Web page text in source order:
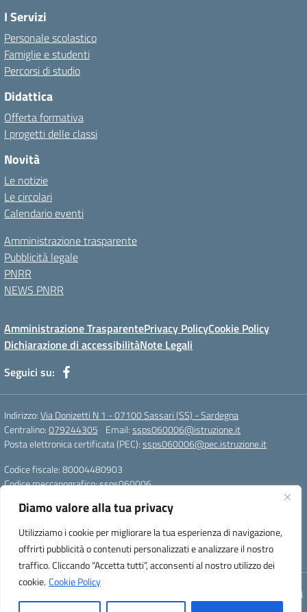
Diamo valore alla tua privacy
Utilizziamo i cookie per migliorare la tua esperienza di navigazione,
offrirti pubblicità o contenuti personalizzati e analizzare il nostro
traffico. Cliccando “Accetta tutti”, acconsenti al nostro utilizzo dei
cookie. Cookie Policy
I Servizi
Personale scolastico
Famiglie e studenti
Percorsi di studio
Didattica
Offerta formativa
I progetti delle classi
Novità
Le notizie
Le circolari
Calendario eventi
Amministrazione trasparente
Pubblicità legale
PNRR
NEWS PNRR
Amministrazione TrasparentePrivacy PolicyCookie Policy
Dichiarazione di accessibilitàNote Legali
Seguici su:
Indirizzo:Via Donizetti N 1 - 07100 Sassari (SS) - Sardegna
Centralino:079244305 Email:ssps060006@istruzione.it
Posta elettronica certificata (PEC):ssps060006@pec.istruzione.it
Codice fiscale: 80004480903
Codice meccanografico:ssps060006
Codice unico di fatturazione (CUF): UFZDAC
TU - 522 - 0316743 LS G. MARCONI SS IBAN
IT72S0101517208000070058412
Concept & Design by Designers Italia